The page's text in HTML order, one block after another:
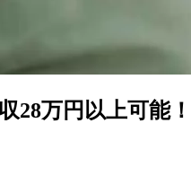
収28万円以上可